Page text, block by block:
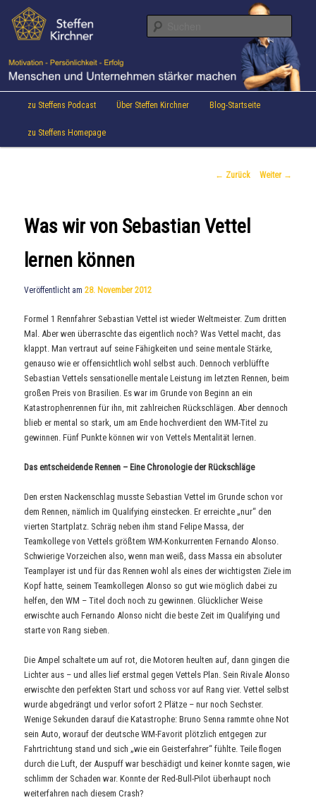
Inhalt
wechseln
Steffen Kirchner Blog
Aktuelles von Speaker & Motivationstrainer Steffen Kirchner
Hauptmenü
zu Steffens Podcast Über Steffen Kirchner Blog-Startseite
zu Steffens Homepage
Beitrags-
← Zurück Weiter →
Was wir von Sebastian Vettel
lernen können
Veröffentlicht am28. November 2012
Formel 1 Rennfahrer Sebastian Vettel ist wieder Weltmeister. Zum dritten
Mal. Aber wen überraschte das eigentlich noch? Was Vettel macht, das
klappt. Man vertraut auf seine Fähigkeiten und seine mentale Stärke,
genauso wie er offensichtlich wohl selbst auch. Dennoch verblüffte
Sebastian Vettels sensationelle mentale Leistung im letzten Rennen, beim
großen Preis von Brasilien. Es war im Grunde von Beginn an ein
Katastrophenrennen für ihn, mit zahlreichen Rückschlägen. Aber dennoch
blieb er mental so stark, um am Ende hochverdient den WM-Titel zu
gewinnen. Fünf Punkte können wir von Vettels Mentalität lernen.
Das entscheidende Rennen – Eine Chronologie der Rückschläge
Den ersten Nackenschlag musste Sebastian Vettel im Grunde schon vor
dem Rennen, nämlich im Qualifying einstecken. Er erreichte „nur“ den
vierten Startplatz. Schräg neben ihm stand Felipe Massa, der
Teamkollege von Vettels größtem WM-Konkurrenten Fernando Alonso.
Schwierige Vorzeichen also, wenn man weiß, dass Massa ein absoluter
Teamplayer ist und für das Rennen wohl als eines der wichtigsten Ziele im
Kopf hatte, seinem Teamkollegen Alonso so gut wie möglich dabei zu
helfen, den WM – Titel doch noch zu gewinnen. Glücklicher Weise
erwischte auch Fernando Alonso nicht die beste Zeit im Qualifying und
starte von Rang sieben.
Die Ampel schaltete um auf rot, die Motoren heulten auf, dann gingen die
Lichter aus – und alles lief erstmal gegen Vettels Plan. Sein Rivale Alonso
erwischte den perfekten Start und schoss vor auf Rang vier. Vettel selbst
wurde abgedrängt und verlor sofort 2 Plätze – nur noch Sechster.
Wenige Sekunden darauf die Katastrophe: Bruno Senna rammte ohne Not
sein Auto, worauf der deutsche WM-Favorit plötzlich entgegen zur
Fahrtrichtung stand und sich „wie ein Geisterfahrer“ fühlte. Teile flogen
durch die Luft, der Auspuff war beschädigt und keiner konnte sagen, wie
schlimm der Schaden war. Konnte der Red-Bull-Pilot überhaupt noch
weiterfahren nach diesem Crash?